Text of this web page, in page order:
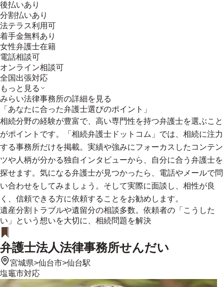
後払いあり
分割払いあり
法テラス利用可
着手金無料あり
女性弁護士在籍
電話相談可
オンライン相談可
全国出張対応
もっと見る
みらい法律事務所の詳細を見る
「あなたに合った弁護士選びのポイント」
相続分野の経験が豊富で、高い専門性を持つ弁護士を選ぶこと
がポイントです。「相続弁護士ドットコム」では、相続に注力
する事務所だけを掲載。実績や強みにフォーカスしたコンテン
ツや人柄が分かる独自インタビューから、自分に合う弁護士を
探せます。気になる弁護士が見つかったら、電話やメールで問
い合わせをしてみましょう。そして実際に面談し、相性が良
く、信頼できる方に依頼することをお勧めします。
遺産分割トラブルや遺留分の相談多数。依頼者の「こうした
い」という想いを大切に、相続問題を解決
弁護士法人法律事務所せんだい
宮城県>仙台市>仙台駅
塩竈市対応